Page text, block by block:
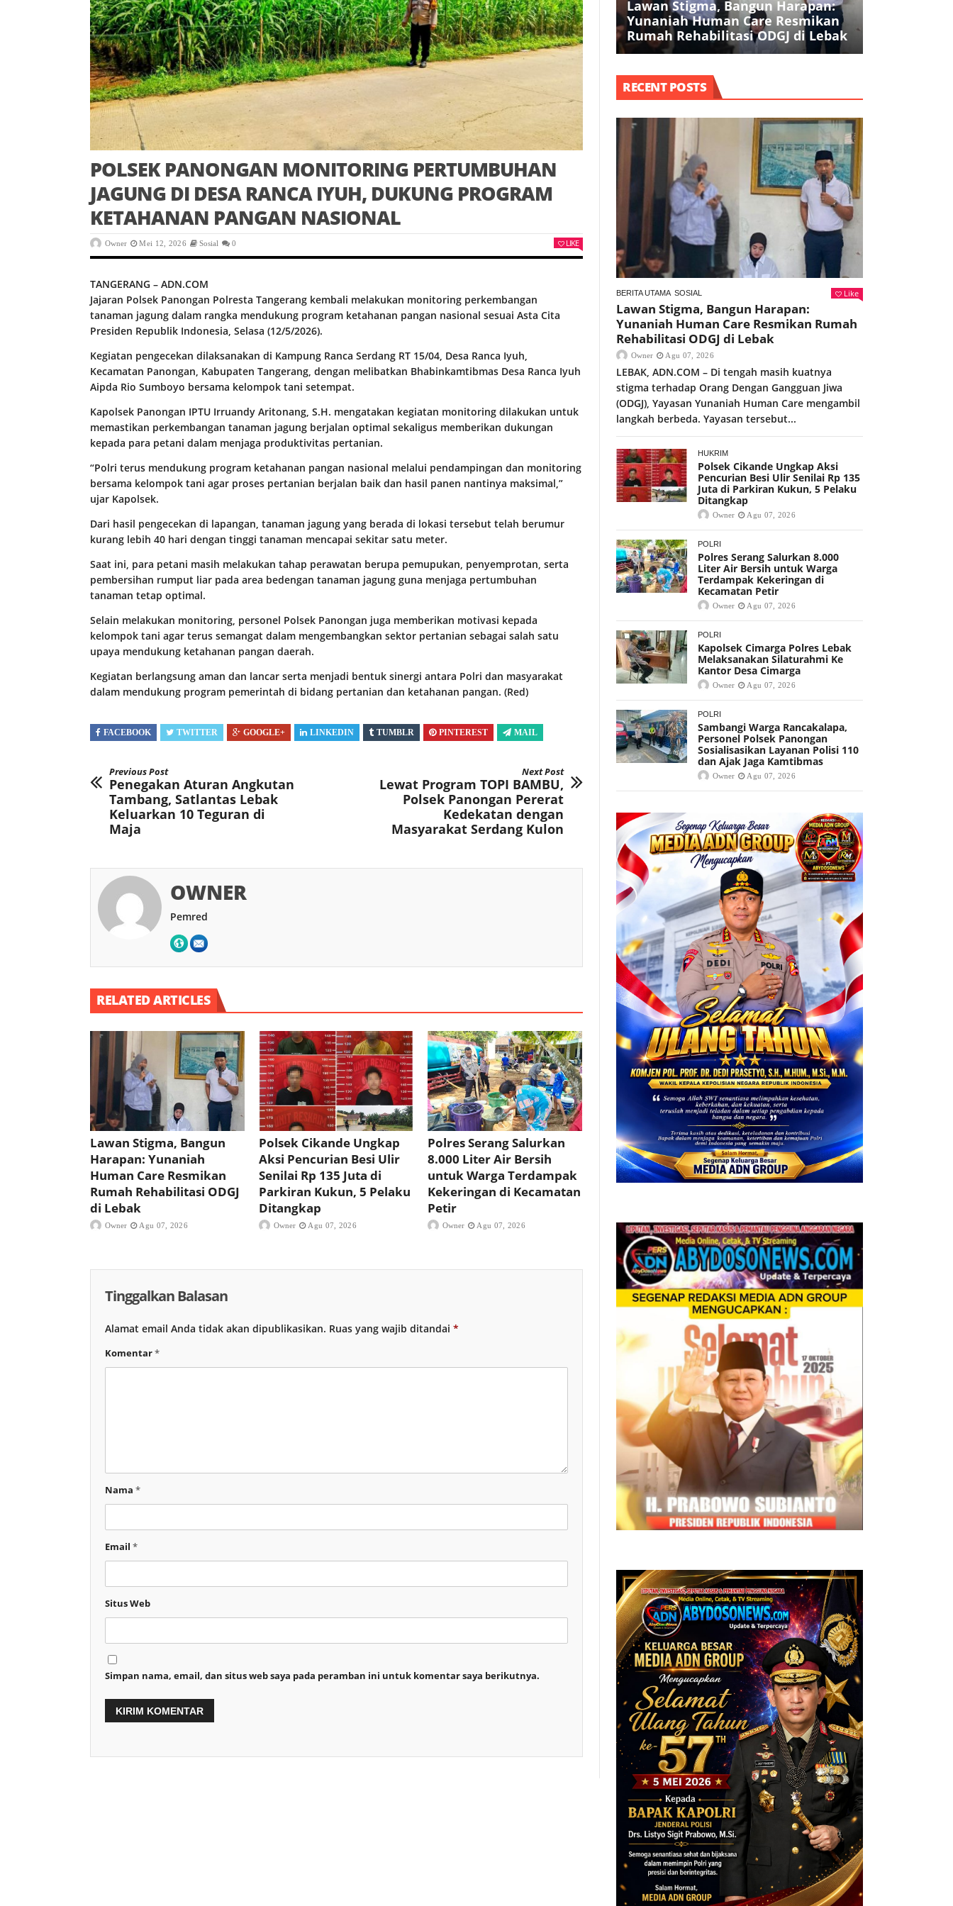
POLSEK PANONGAN MONITORING PERTUMBUHAN
JAGUNG DI DESA RANCA IYUH, DUKUNG PROGRAM
KETAHANAN PANGAN NASIONAL
Owner Mei 12, 2026 Sosial 0 LIKE
TANGERANG – ADN.COM
Jajaran Polsek Panongan Polresta Tangerang kembali melakukan monitoring perkembangan
tanaman jagung dalam rangka mendukung program ketahanan pangan nasional sesuai Asta Cita
Presiden Republik Indonesia, Selasa (12/5/2026).
Kegiatan pengecekan dilaksanakan di Kampung Ranca Serdang RT 15/04, Desa Ranca Iyuh,
Kecamatan Panongan, Kabupaten Tangerang, dengan melibatkan Bhabinkamtibmas Desa Ranca Iyuh
Aipda Rio Sumboyo bersama kelompok tani setempat.
Kapolsek Panongan IPTU Irruandy Aritonang, S.H. mengatakan kegiatan monitoring dilakukan untuk
memastikan perkembangan tanaman jagung berjalan optimal sekaligus memberikan dukungan
kepada para petani dalam menjaga produktivitas pertanian.
“Polri terus mendukung program ketahanan pangan nasional melalui pendampingan dan monitoring
bersama kelompok tani agar proses pertanian berjalan baik dan hasil panen nantinya maksimal,”
ujar Kapolsek.
Dari hasil pengecekan di lapangan, tanaman jagung yang berada di lokasi tersebut telah berumur
kurang lebih 40 hari dengan tinggi tanaman mencapai sekitar satu meter.
Saat ini, para petani masih melakukan tahap perawatan berupa pemupukan, penyemprotan, serta
pembersihan rumput liar pada area bedengan tanaman jagung guna menjaga pertumbuhan
tanaman tetap optimal.
Selain melakukan monitoring, personel Polsek Panongan juga memberikan motivasi kepada
kelompok tani agar terus semangat dalam mengembangkan sektor pertanian sebagai salah satu
upaya mendukung ketahanan pangan daerah.
Kegiatan berlangsung aman dan lancar serta menjadi bentuk sinergi antara Polri dan masyarakat
dalam mendukung program pemerintah di bidang pertanian dan ketahanan pangan. (Red)
FACEBOOK TWITTER GOOGLE+ LINKEDIN TUMBLR PINTEREST MAIL
Previous Post
Penegakan Aturan Angkutan
Tambang, Satlantas Lebak
Keluarkan 10 Teguran di
Maja
Next Post
Lewat Program TOPI BAMBU,
Polsek Panongan Pererat
Kedekatan dengan
Masyarakat Serdang Kulon
OWNER
Pemred
RELATED ARTICLES
Lawan Stigma, Bangun
Harapan: Yunaniah
Human Care Resmikan
Rumah Rehabilitasi ODGJ
di Lebak
Owner Agu 07, 2026
Polsek Cikande Ungkap
Aksi Pencurian Besi Ulir
Senilai Rp 135 Juta di
Parkiran Kukun, 5 Pelaku
Ditangkap
Owner Agu 07, 2026
Polres Serang Salurkan
8.000 Liter Air Bersih
untuk Warga Terdampak
Kekeringan di Kecamatan
Petir
Owner Agu 07, 2026
Tinggalkan Balasan
Alamat email Anda tidak akan dipublikasikan. Ruas yang wajib ditandai *
Komentar*
Nama *
Email *
Situs Web
Simpan nama, email, dan situs web saya pada peramban ini untuk komentar saya berikutnya.
Lawan Stigma, Bangun Harapan:
Yunaniah Human Care Resmikan
Rumah Rehabilitasi ODGJ di Lebak
RECENT POSTS
BERITA UTAMA SOSIAL Like
Lawan Stigma, Bangun Harapan:
Yunaniah Human Care Resmikan Rumah
Rehabilitasi ODGJ di Lebak
Owner Agu 07, 2026
LEBAK, ADN.COM – Di tengah masih kuatnya
stigma terhadap Orang Dengan Gangguan Jiwa
(ODGJ), Yayasan Yunaniah Human Care mengambil
langkah berbeda. Yayasan tersebut...
HUKRIM
Polsek Cikande Ungkap Aksi
Pencurian Besi Ulir Senilai Rp 135
Juta di Parkiran Kukun, 5 Pelaku
Ditangkap
Owner Agu 07, 2026
POLRI
Polres Serang Salurkan 8.000
Liter Air Bersih untuk Warga
Terdampak Kekeringan di
Kecamatan Petir
Owner Agu 07, 2026
POLRI
Kapolsek Cimarga Polres Lebak
Melaksanakan Silaturahmi Ke
Kantor Desa Cimarga
Owner Agu 07, 2026
POLRI
Sambangi Warga Rancakalapa,
Personel Polsek Panongan
Sosialisasikan Layanan Polisi 110
dan Ajak Jaga Kamtibmas
Owner Agu 07, 2026